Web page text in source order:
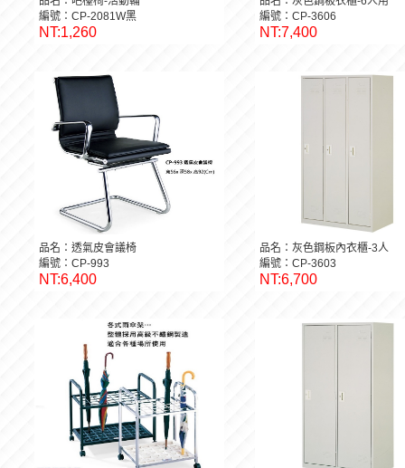
編號：CP-2081W黑
NT:1,260
編號：CP-3606
NT:7,400
品名：透氣皮會議椅
編號：CP-993
NT:6,400
品名：灰色鋼板內衣櫃-3人
編號：CP-3603
NT:6,700